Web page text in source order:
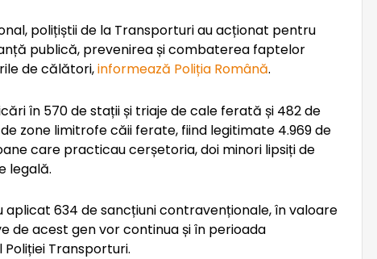
polițiștii de la Transporturi au acționat pentru
publică, prevenirea și combaterea faptelor
de călători,informează Poliția Română.
în 570 de stații și triaje de cale ferată și 482 de
zone limitrofe căii ferate, fiind legitimate 4.969 de
care practicau cerșetoria, doi minori lipsiți de
legală.
634 de sancțiuni contravenționale, în valoare
de acest gen vor continua și în perioada
Transporturi.